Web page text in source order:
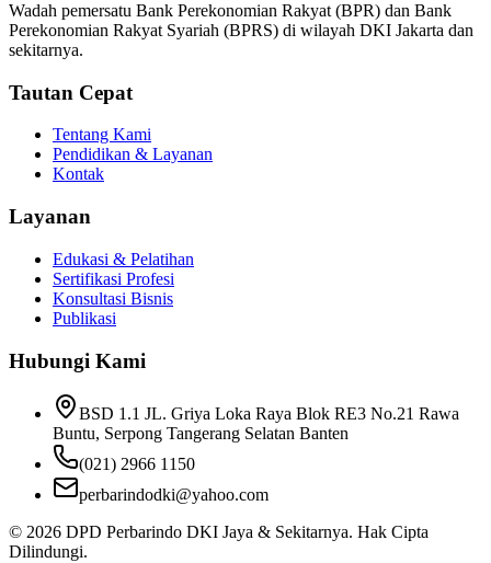
Wadah pemersatu Bank Perekonomian Rakyat (BPR) dan Bank
Perekonomian Rakyat Syariah (BPRS) di wilayah DKI Jakarta dan
sekitarnya.
Tautan Cepat
Tentang Kami
Pendidikan & Layanan
Kontak
Layanan
Edukasi & Pelatihan
Sertifikasi Profesi
Konsultasi Bisnis
Publikasi
Hubungi Kami
BSD 1.1 JL. Griya Loka Raya Blok RE3 No.21 Rawa
Buntu, Serpong Tangerang Selatan Banten
(021) 2966 1150
perbarindodki@yahoo.com
© 2026 DPD Perbarindo DKI Jaya & Sekitarnya. Hak Cipta
Dilindungi.